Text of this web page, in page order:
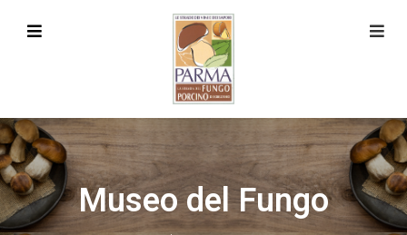
Museo del Fungo